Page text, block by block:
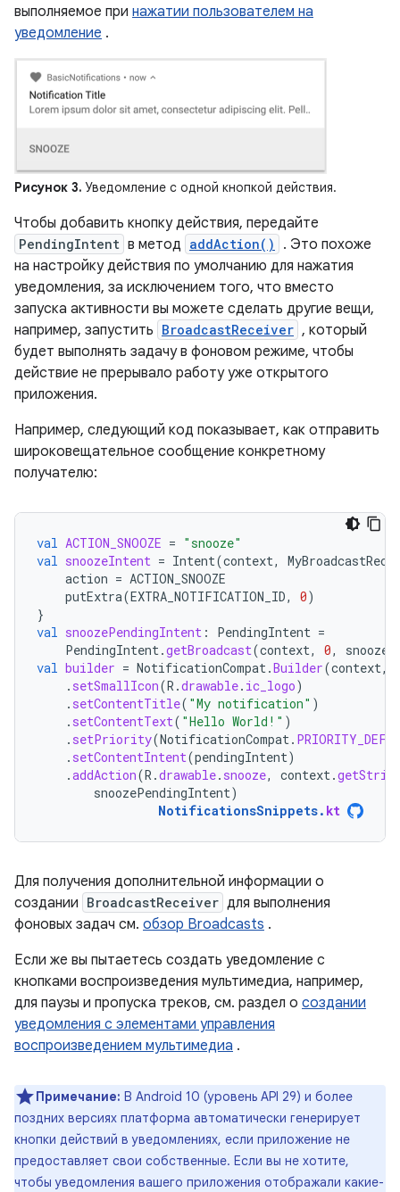
выполняемое при нажатии пользователем на
уведомление .
Рисунок 3. Уведомление с одной кнопкой действия.
Чтобы добавить кнопку действия, передайте
PendingIntent в метод addAction()
. Это похоже
на настройку действия по умолчанию для нажатия
уведомления, за исключением того, что вместо
запуска активности вы можете сделать другие вещи,
например, запустить BroadcastReceiver , который
будет выполнять задачу в фоновом режиме, чтобы
действие не прерывало работу уже открытого
приложения.
Например, следующий код показывает, как отправить
широковещательное сообщение конкретному
получателю:
val ACTION_SNOOZE = "snooze"
val snoozeIntent = Intent(context,
action = ACTION_SNOOZE
putExtra(EXTRA_NOTIFICATION_ID, 0)
}
val snoozePendingIntent : PendingIntent =
PendingIntent.getBroadcast(context, 0,
val builder = NotificationCompat.Builder(context,
. setSmallIcon(R .drawable. ic_logo)
. setContentTitle( "My notification" )
. setContentText( "Hello World!" )
. setPriority(NotificationCompat.
. setContentIntent(pendingIntent)
.addAction(R .drawable. snooze, context.
snoozePendingIntent)
NotificationsSnippets. kt
Для получения дополнительной информации о
создании BroadcastReceiver для выполнения
фоновых задач см. обзор Broadcasts .
Если же вы пытаетесь создать уведомление с
кнопками воспроизведения мультимедиа, например,
для паузы и пропуска треков, см. раздел о создании
уведомления с элементами управления
воспроизведением мультимедиа .
Примечание: В Android 10 (уровень API 29) и более
поздних версиях платформа автоматически генерирует
кнопки действий в уведомлениях, если приложение не
предоставляет свои собственные. Если вы не хотите,
чтобы уведомления вашего приложения отображали какие-